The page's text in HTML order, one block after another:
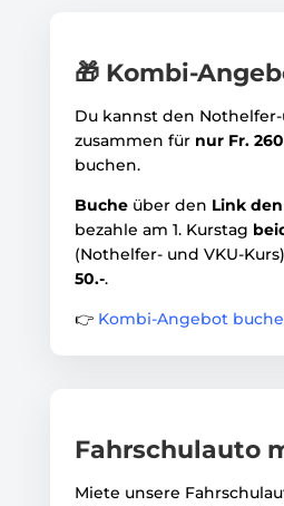
🎁 Kombi-
Du kannst den Nothelfer-
zusammen für nur Fr.
buchen.
Bucheüber den Link
bezahle am 1. Kurstag
(Nothelfer- und VKU-
50.-.
👉 Kombi-Angebot
Fahrschulauto
Miete unsere